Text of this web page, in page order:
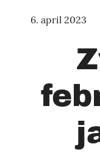
6. april 2023